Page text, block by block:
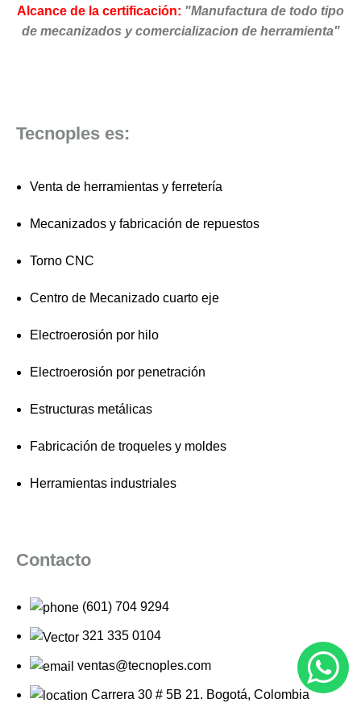
Alcance de la certificación: "Manufactura de todo tipo
de mecanizados y comercializacion de herramienta"
Tecnoples es:
Venta de herramientas y ferretería
Mecanizados y fabricación de repuestos
Torno CNC
Centro de Mecanizado cuarto eje
Electroerosión por hilo
Electroerosión por penetración
Estructuras metálicas
Fabricación de troqueles y moldes
Herramientas industriales
Contacto
(601) 704 9294
321 335 0104
ventas@tecnoples.com
Carrera 30 # 5B 21. Bogotá, Colombia